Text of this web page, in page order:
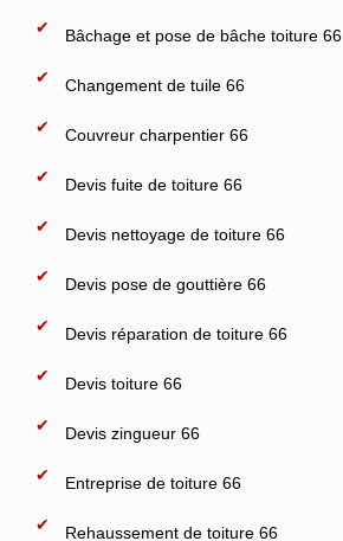
Bâchage et pose de bâche toiture 66
Changement de tuile 66
Couvreur charpentier 66
Devis fuite de toiture 66
Devis nettoyage de toiture 66
Devis pose de gouttière 66
Devis réparation de toiture 66
Devis toiture 66
Devis zingueur 66
Entreprise de toiture 66
Rehaussement de toiture 66